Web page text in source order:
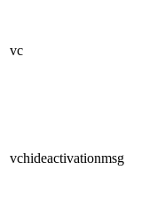
vc
vchideactivationmsg